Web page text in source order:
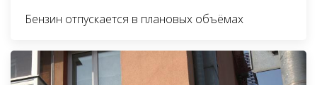
Бензин отпускается в плановых объёмах